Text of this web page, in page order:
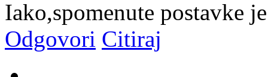
Iako,spomenute postavke
Odgovori Citiraj